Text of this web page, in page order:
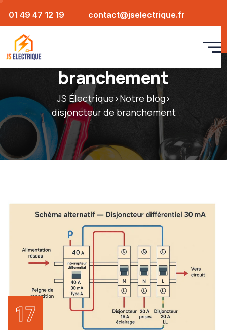
01 49 47 12 19 contact@jselectrique.fr
Étiquette :
disjoncteur de
branchement
JS Électrique>Notre blog>
disjoncteur de branchement
17